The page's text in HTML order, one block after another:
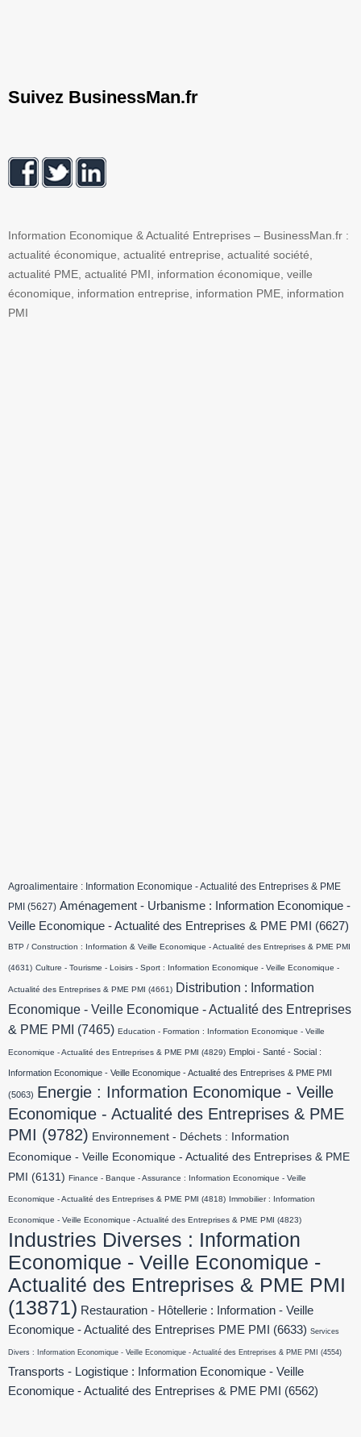
Suivez BusinessMan.fr
Information Economique & Actualité Entreprises – BusinessMan.fr :
actualité économique, actualité entreprise, actualité société,
actualité PME, actualité PMI, information économique, veille
économique, information entreprise, information PME, information
PMI
Agroalimentaire : Information Economique - Actualité des Entreprises & PME
PMI (5627) Aménagement - Urbanisme : Information Economique -
Veille Economique - Actualité des Entreprises & PME PMI
(6627)
BTP / Construction : Information & Veille Economique - Actualité des Entreprises & PME PMI
(4631) Culture - Tourisme - Loisirs - Sport : Information Economique - Veille Economique -
Actualité des Entreprises & PME PMI (4661) Distribution : Information
Economique - Veille Economique - Actualité des Entreprises
& PME PMI
(7465) Education - Formation : Information Economique - Veille
Economique - Actualité des Entreprises & PME PMI (4829) Emploi - Santé - Social :
Information Economique - Veille Economique - Actualité des Entreprises & PME PMI
(5063) Energie : Information Economique - Veille
Economique - Actualité des Entreprises & PME
PMI (9782) Environnement - Déchets : Information
Economique - Veille Economique - Actualité des Entreprises & PME
PMI
(6131) Finance - Banque - Assurance : Information Economique - Veille
Economique - Actualité des Entreprises & PME PMI (4818) Immobilier : Information
Economique - Veille Economique - Actualité des Entreprises & PME PMI (4823)
Industries Diverses : Information
Economique - Veille Economique -
Actualité des Entreprises & PME PMI
(13871) Restauration - Hôtellerie : Information - Veille
Economique - Actualité des Entreprises PME PMI
(6633) Services
Divers : Information Economique - Veille Economique - Actualité des Entreprises & PME PMI (4554)
Transports - Logistique : Information Economique - Veille
Economique - Actualité des Entreprises & PME PMI
(6562)